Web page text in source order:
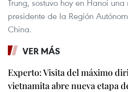
Trung, sostuvo hoy en Hanoi una
presidente de la Región
China.
VER MÁS
Experto: Visita del máximo
vietnamita abre nueva etapa